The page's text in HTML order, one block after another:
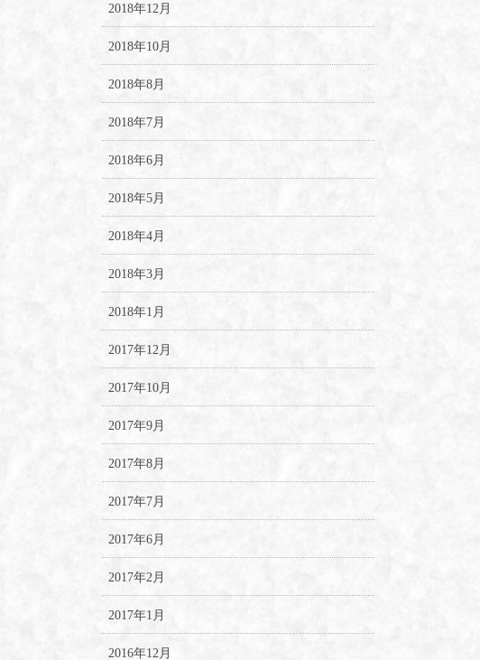
2018年12月
2018年10月
2018年8月
2018年7月
2018年6月
2018年5月
2018年4月
2018年3月
2018年1月
2017年12月
2017年10月
2017年9月
2017年8月
2017年7月
2017年6月
2017年2月
2017年1月
2016年12月